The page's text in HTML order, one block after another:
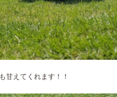
甘えてくれます！！